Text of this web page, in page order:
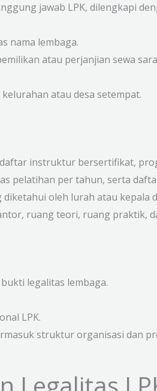
jawab LPK, dilengkapi
nama lembaga.
atau perjanjian sewa
atau desa setempat.
instruktur bersertifikat,
pelatihan per tahun, serta
oleh lurah atau kepala
ruang teori, ruang praktik,
bukti legalitas lembaga.
LPK.
struktur organisasi dan